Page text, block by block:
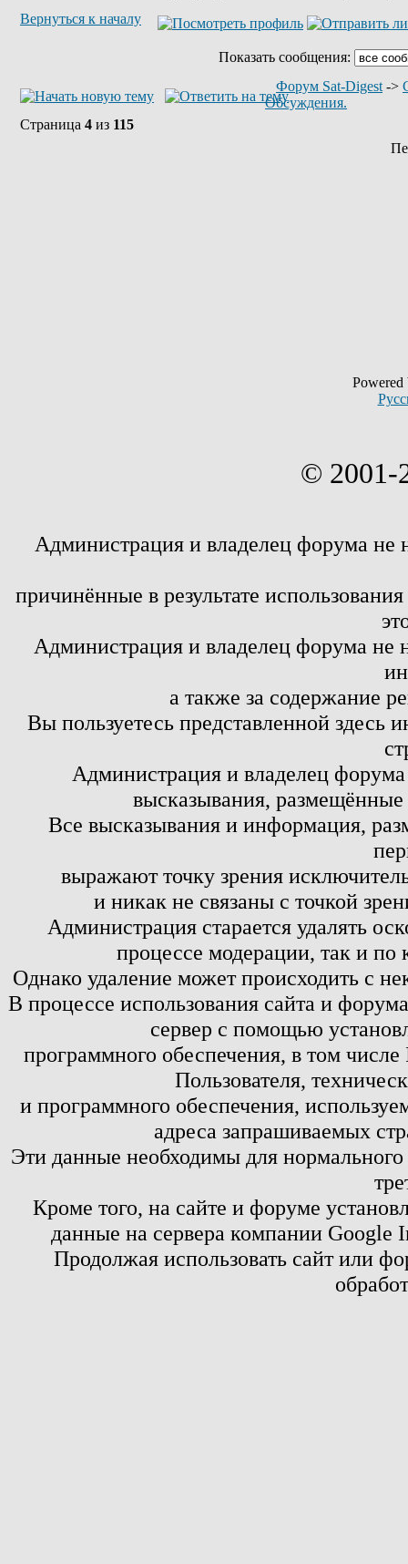
Вернуться к началу
Показать сообщения:
Форум Sat-Digest ->
Обсуждения.
Страница 4 из 115
© 2001-
Администрация и владелец форума не
причинённые в результате
Администрация и владелец форума не
а также за содержание
Вы пользуетесь представленной здесь
Администрация и владелец
высказывания,
Все высказывания и информация,
выражают точку зрения
и никак не связаны с точкой
Администрация старается удалять
процессе модерации, так и по
Однако удаление может происходить с
В процессе использования сайта и
сервер с помощью
программного обеспечения, в том
Пользователя,
и программного обеспечения,
адреса запрашиваемых
Эти данные необходимы для
Кроме того, на сайте и форуме
данные на сервера компании
Продолжая использовать сайт или